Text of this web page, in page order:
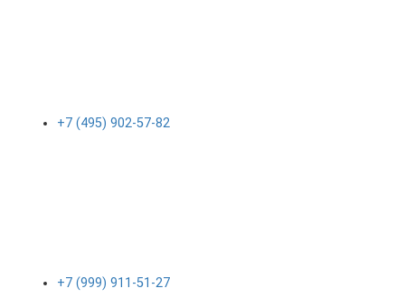
+7 (495) 902-57-82
+7 (999) 911-51-27